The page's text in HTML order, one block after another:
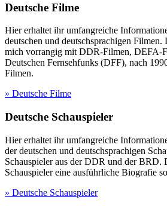
Deutsche Filme
Hier erhaltet ihr umfangreiche
deutschen und deutschsprachigen Filmen.
mich vorrangig mit DDR-Filmen, DEFA-
Deutschen Fernsehfunks (DFF), nach
Filmen.
» Deutsche Filme
Deutsche Schauspieler
Hier erhaltet ihr umfangreiche
der deutschen und deutschsprachigen
Schauspieler aus der DDR und der BRD.
Schauspieler eine ausführliche Biografie
» Deutsche Schauspieler